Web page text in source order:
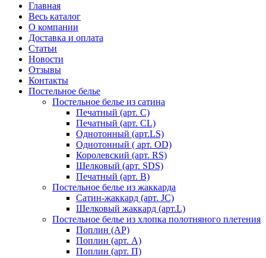
Главная
Весь каталог
О компании
Доставка и оплата
Статьи
Новости
Отзывы
Контакты
Постельное белье
Постельное белье из сатина
Печатный (арт. С)
Печатный (арт. СL)
Однотонный (арт.LS)
Однотонный ( арт. OD)
Королевский (арт. RS)
Шелковый (арт. SDS)
Печатный (арт. В)
Постельное белье из жаккарда
Сатин-жаккард (арт. JC)
Шелковый жаккард (арт.L)
Постельное белье из хлопка полотняного плетения
Поплин (AP)
Поплин (арт. А)
Поплин (арт. П)